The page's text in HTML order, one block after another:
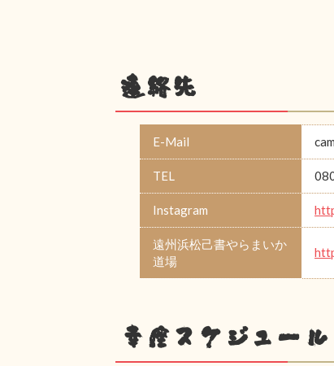
連絡先
E-Mail
TEL
Instagram
遠州浜松己書やらまいか
道場
幸座スケジュール